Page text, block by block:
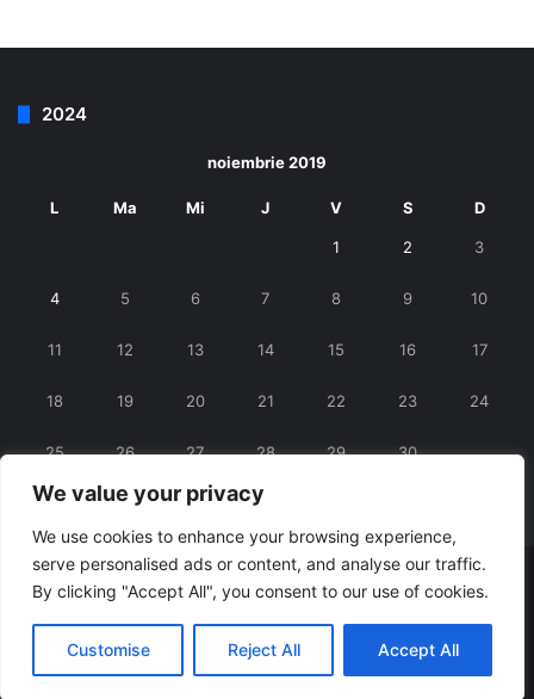
We value your privacy
We use cookies to enhance your browsing experience,
serve personalised ads or content, and analyse our traffic.
By clicking "Accept All", you consent to our use of cookies.
Customise Reject All Accept All
2024
noiembrie 2019
L Ma Mi J V S D
1 2 3
4 5 6 7 8 9 10
11 12 13 14 15 16 17
18 19 20 21 22 23 24
25 26 27 28 29 30
« oct. dec. »
© Copyright 2026, All Rights Reserved | RexNet
Facebook